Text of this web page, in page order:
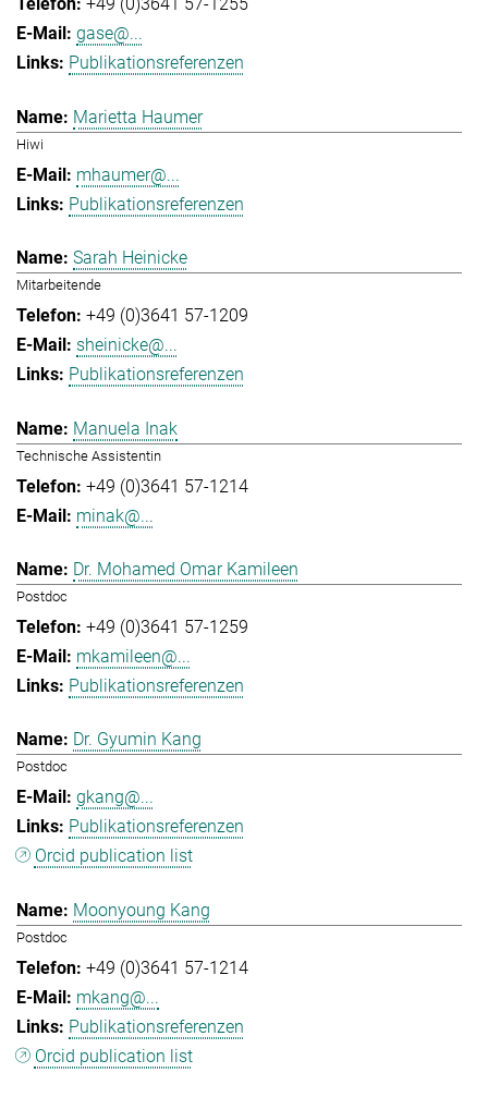
+49 (0)3641 57-1255
gase@...
Publikationsreferenzen
Marietta Haumer
Hiwi
mhaumer@...
Publikationsreferenzen
Sarah Heinicke
Mitarbeitende
+49 (0)3641 57-1209
sheinicke@...
Publikationsreferenzen
Manuela Inak
Technische Assistentin
+49 (0)3641 57-1214
minak@...
Dr. Mohamed Omar Kamileen
Postdoc
+49 (0)3641 57-1259
mkamileen@...
Publikationsreferenzen
Dr. Gyumin Kang
Postdoc
gkang@...
Publikationsreferenzen
Orcid publication list
Moonyoung Kang
Postdoc
+49 (0)3641 57-1214
mkang@...
Publikationsreferenzen
Orcid publication list